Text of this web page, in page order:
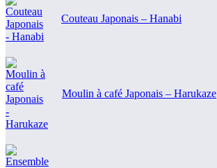
Couteau Japonais – Hanabi
Moulin à café Japonais – Harukaze